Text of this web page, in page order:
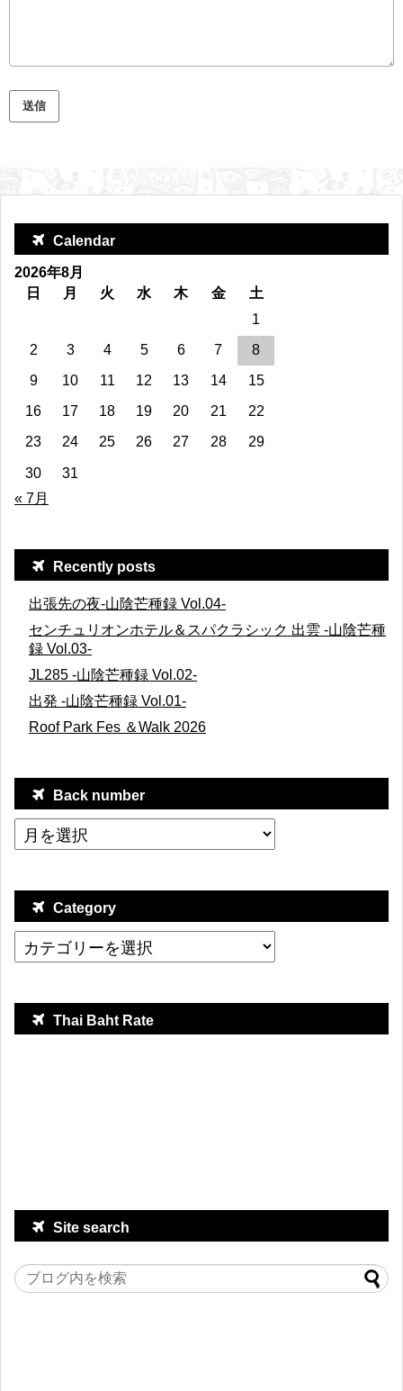
Calendar
2026年8月
日
月 火 水 木 金
土
1
2
3 4 5 6 7
8
9
10 11 12 13 14
15
16
17 18 19 20 21
22
23
24 25 26 27 28 29
30
31
« 7月
Recently posts
出張先の夜-山陰芒種録 Vol.04-
センチュリオンホテル＆スパクラシック 出雲 -山陰芒種
録 Vol.03-
JL285 -山陰芒種録 Vol.02-
出発 -山陰芒種録 Vol.01-
Roof Park Fes ＆Walk 2026
Back number
Category
Thai Baht Rate
Site search